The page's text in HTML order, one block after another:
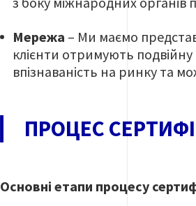
Мережа – Ми маємо
клієнти отримують
впізнаваність на ринку та
ПРОЦЕС
Основні етапи процесу